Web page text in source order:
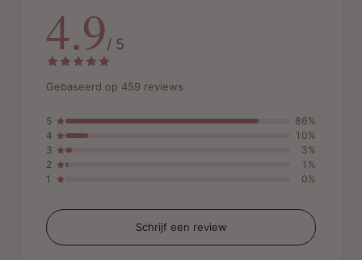
4.9/ 5
Gebaseerd op 459 reviews
5
86%
4
10%
3
3%
2
1%
1
0%
Schrijf een review